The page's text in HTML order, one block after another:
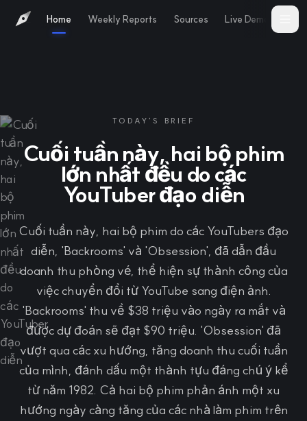
Home Weekly Reports Sources Live Demo
TODAY'S BRIEF
Cuối tuần này, hai bộ phim
lớn nhất đều do các
YouTuber đạo diễn
Cuối tuần này, hai bộ phim do các YouTubers đạo
diễn, 'Backrooms' và 'Obsession', đã dẫn đầu
doanh thu phòng vé, thể hiện sự thành công của
việc chuyển đổi từ YouTube sang điện ảnh.
'Backrooms' thu về $38 triệu vào ngày ra mắt và
được dự đoán sẽ đạt $90 triệu. 'Obsession' đã
vượt qua các xu hướng, tăng doanh thu cuối tuần
của mình, đánh dấu một thành tựu đáng chú ý kể
từ năm 1982. Cả hai bộ phim phản ánh một xu
hướng ngày càng tăng của các nhà làm phim trên